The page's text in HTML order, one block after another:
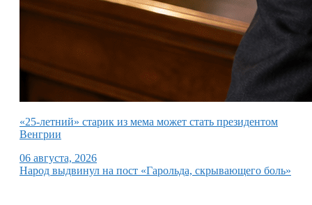
«25-летний» старик из мема может стать президентом
Венгрии
06 августа, 2026
Народ выдвинул на пост «Гарольда, скрывающего боль»